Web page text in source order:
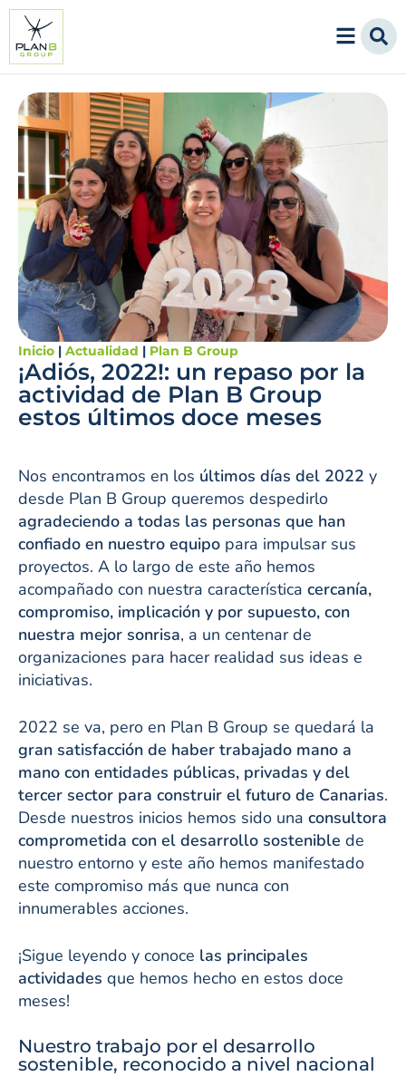
Inicio | Actualidad | Plan B Group
¡Adiós, 2022!: un repaso por la
actividad de Plan B Group
estos últimos doce meses
Nos encontramos en los últimos días del 2022 y
desde Plan B Group queremos despedirlo
agradeciendo a todas las personas que han
confiado en nuestro equipo para impulsar sus
proyectos. A lo largo de este año hemos
acompañado con nuestra característica cercanía,
compromiso, implicación y por supuesto, con
nuestra mejor sonrisa, a un centenar de
organizaciones para hacer realidad sus ideas e
iniciativas.
2022 se va, pero en Plan B Group se quedará la
gran satisfacción de haber trabajado mano a
mano con entidades públicas, privadas y del
tercer sector para construir el futuro de Canarias.
Desde nuestros inicios hemos sido una consultora
comprometida con el desarrollo sostenible de
nuestro entorno y este año hemos manifestado
este compromiso más que nunca con
innumerables acciones.
¡Sigue leyendo y conoce las principales
actividades que hemos hecho en estos doce
meses!
Nuestro trabajo por el desarrollo
sostenible, reconocido a nivel nacional